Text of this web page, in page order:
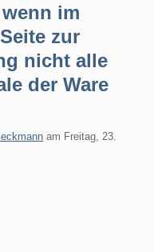
im
zur
nicht alle
der Ware
am Freitag, 23.